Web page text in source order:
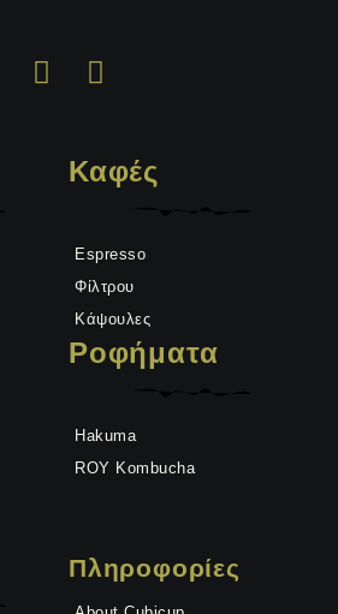
Καφές
Espresso
Φίλτρου
Κάψουλες
Ροφήματα
Hakuma
ROY Kombucha
Πληροφορίες